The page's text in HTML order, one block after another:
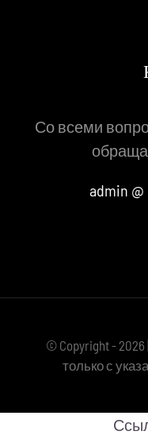
Со всеми
admin
© Copyright -
только с